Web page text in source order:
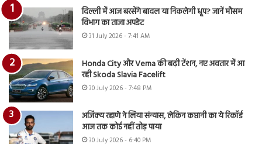
दिल्ली में आज बरसेंगे बादल या निकलेगी धूप? जानें मौसम
विभाग का ताजा अपडेट
31 July 2026 - 7:41 AM
Honda City और Verna की बढ़ी टेंशन, नए अवतार में आ
रही Skoda Slavia Facelift
30 July 2026 - 7:48 PM
अजिंक्य रहाणे ने लिया संन्यास, लेकिन कप्तानी का ये रिकॉर्ड
आज तक कोई नहीं तोड़ पाया
30 July 2026 - 6:40 PM